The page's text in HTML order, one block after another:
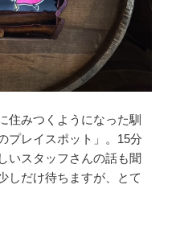
住みつくようになった馴
プレイスポット」。15分
いスタッフさんの話も聞
しだけ待ちますが、とて